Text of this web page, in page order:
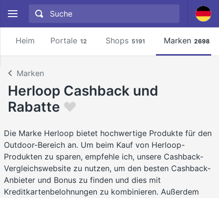
Heim Portale 12 Shops 5191 Marken 2698
Marken
Herloop Cashback und
Rabatte
Die Marke Herloop bietet hochwertige Produkte für den
Outdoor-Bereich an. Um beim Kauf von Herloop-
Produkten zu sparen, empfehle ich, unsere Cashback-
Vergleichswebsite zu nutzen, um den besten Cashback-
Anbieter und Bonus zu finden und dies mit
Kreditkartenbelohnungen zu kombinieren. Außerdem